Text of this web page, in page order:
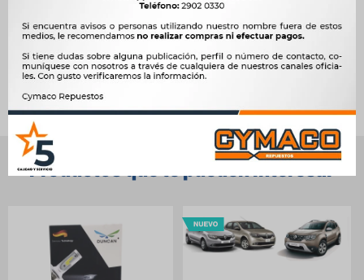
Ultinon Essential LED Lámpara para luces principales 11258UE2X2 /
El nuevo LED Philips Ultinon Essential ofrece la mejor relación
calidad-precio. Cuenta con un diseño compacto todo en uno con un
brillo potente, un aspecto elegante, tecnología de doble dis
Productos que te pueden interesar